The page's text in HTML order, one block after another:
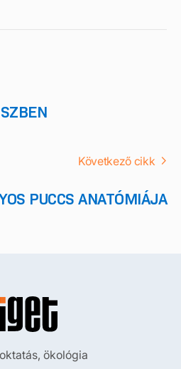
Következő cikk
PUCCS ANATÓMIÁJA
ökológia